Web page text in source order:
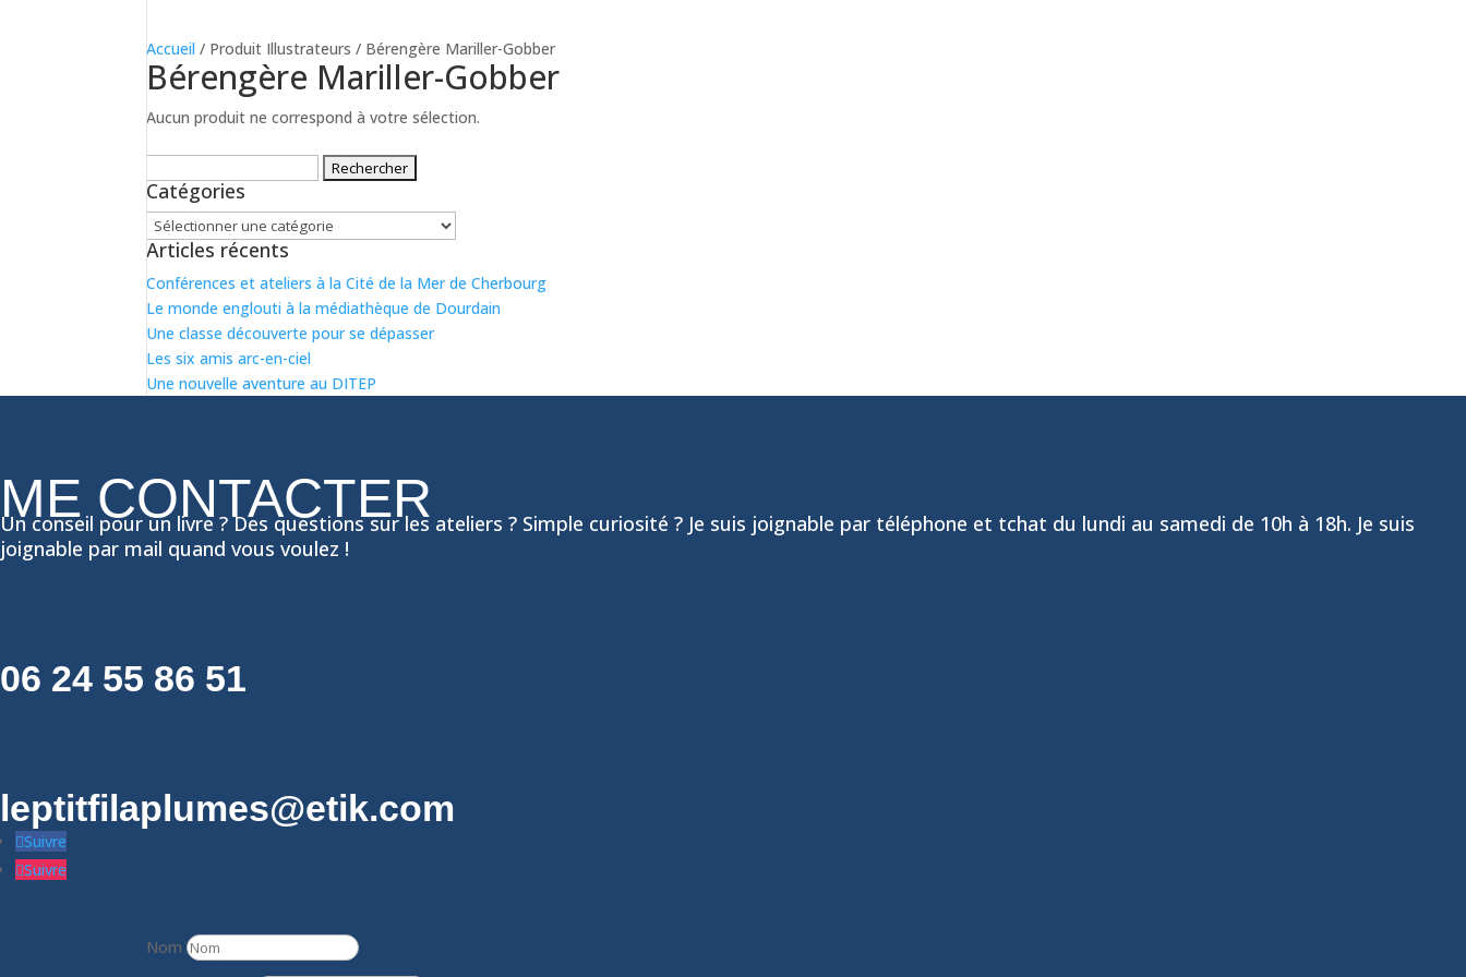
Accueil / Produit Illustrateurs / Bérengère Mariller-Gobber
Bérengère Mariller-Gobber
Aucun produit ne correspond à votre sélection.
Catégories
Catégories
Articles récents
Conférences et ateliers à la Cité de la Mer de Cherbourg
Le monde englouti à la médiathèque de Dourdain
Une classe découverte pour se dépasser
Les six amis arc-en-ciel
Une nouvelle aventure au DITEP
ME CONTACTER
Un conseil pour un livre ? Des questions sur les ateliers ? Simple curiosité ? Je suis joignable par téléphone et tchat du lundi au samedi de 10h à 18h. Je suis
joignable par mail quand vous voulez !
06 24 55 86 51
leptitfilaplumes@etik.com
Suivre
Suivre
Nom